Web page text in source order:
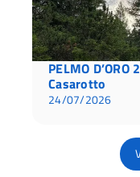
PELMO
Casarotto
24/07/2026